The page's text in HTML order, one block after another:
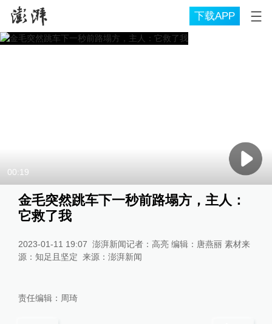
下载APP
00:19
金毛突然跳车下一秒前路塌方，主人：
它救了我
2023-01-11 19:07 澎湃新闻记者：高亮 编辑：唐燕丽 素材来
源：知足且坚定 来源： 澎湃新闻
责任编辑： 周琦